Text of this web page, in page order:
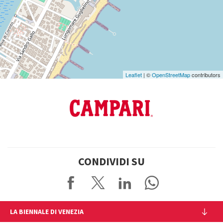
Leaflet | ©OpenStreetMapcontributors
CONDIVIDI SU
LA BIENNALE DI VENEZIA